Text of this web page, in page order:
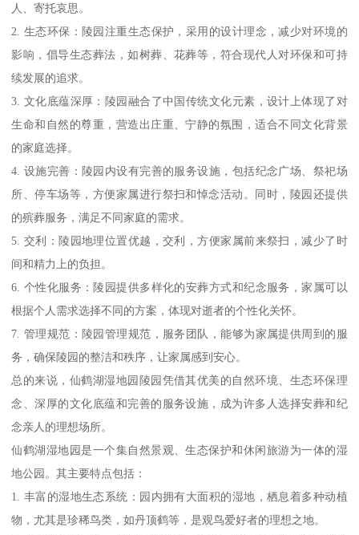
人、寄托哀思。
2. 生态环保：陵园注重生态保护，采用的设计理念，减少对环境的
影响，倡导生态葬法，如树葬、花葬等，符合现代人对环保和可持
续发展的追求。
3. 文化底蕴深厚：陵园融合了中国传统文化元素，设计上体现了对
生命和自然的尊重，营造出庄重、宁静的氛围，适合不同文化背景
的家庭选择。
4. 设施完善：陵园内设有完善的服务设施，包括纪念广场、祭祀场
所、停车场等，方便家属进行祭扫和悼念活动。同时，陵园还提供
的殡葬服务，满足不同家庭的需求。
5. 交利：陵园地理位置优越，交利，方便家属前来祭扫，减少了时
间和精力上的负担。
6. 个性化服务：陵园提供多样化的安葬方式和纪念服务，家属可以
根据个人需求选择不同的方案，体现对逝者的个性化关怀。
7. 管理规范：陵园管理规范，服务团队，能够为家属提供周到的服
务，确保陵园的整洁和秩序，让家属感到安心。
总的来说，仙鹤湖湿地园陵园凭借其优美的自然环境、生态环保理
念、深厚的文化底蕴和完善的服务设施，成为许多人选择安葬和纪
念亲人的理想场所。
仙鹤湖湿地园是一个集自然景观、生态保护和休闲旅游为一体的湿
地公园。其主要特点包括：
1. 丰富的湿地生态系统：园内拥有大面积的湿地，栖息着多种动植
物，尤其是珍稀鸟类，如丹顶鹤等，是观鸟爱好者的理想之地。